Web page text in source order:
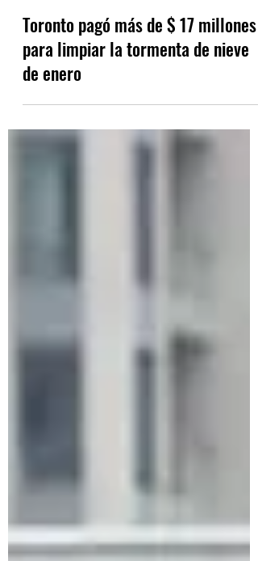
Mar 22, 2022 2 min read
Toronto pagó más de $ 17 millones
para limpiar la tormenta de nieve
de enero